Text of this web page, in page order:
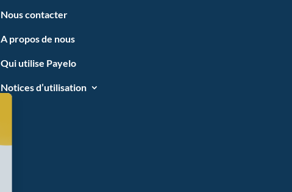
Nous contacter
A propos de nous
Qui utilise Payelo
Notices d’utilisation